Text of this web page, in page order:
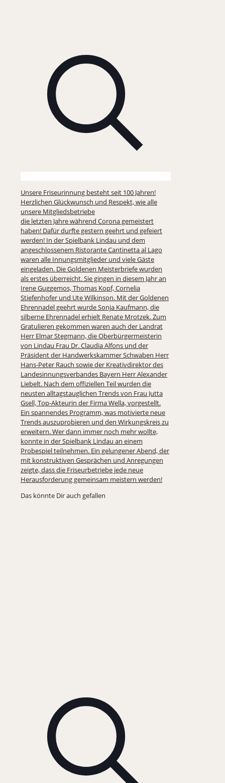
Unsere Friseurinnung besteht seit 100 Jahren!
Herzlichen Glückwunsch und Respekt, wie alle
unsere Mitgliedsbetriebe
die letzten Jahre während Corona gemeistert
haben! Dafür durfte gestern geehrt und gefeiert
werden! In der Spielbank Lindau und dem
angeschlossenem Ristorante Cantinetta al Lago
waren alle Innungsmitglieder und viele Gäste
eingeladen. Die Goldenen Meisterbriefe wurden
als erstes überreicht. Sie gingen in diesem Jahr an
Irene Guggemos, Thomas Kopf, Cornelia
Stiefenhofer und Ute Wilkinson. Mit der Goldenen
Ehrennadel geehrt wurde Sonja Kaufmann, die
silberne Ehrennadel erhielt Renate Mrotzek. Zum
Gratulieren gekommen waren auch der Landrat
Herr Elmar Stegmann, die Oberbürgermeisterin
von Lindau Frau Dr. Claudia Alfons und der
Präsident der Handwerkskammer Schwaben Herr
Hans-Peter Rauch sowie der Kreativdirektor des
Landesinnungsverbandes Bayern Herr Alexander
Liebelt. Nach dem offiziellen Teil wurden die
neusten alltagstauglichen Trends von Frau Jutta
Gsell, Top-Akteurin der Firma Wella, vorgestellt.
Ein spannendes Programm, was motivierte neue
Trends auszuprobieren und den Wirkungskreis zu
erweitern. Wer dann immer noch mehr wollte,
konnte in der Spielbank Lindau an einem
Probespiel teilnehmen. Ein gelungener Abend, der
mit konstruktiven Gesprächen und Anregungen
zeigte, dass die Friseurbetriebe jede neue
Herausforderung gemeinsam meistern werden!
Das könnte Dir auch gefallen